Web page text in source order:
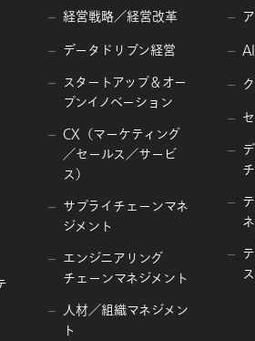
経営戦略／経営改革
データドリブン経営
スタートアップ＆オー
プンイノベーション
CX（マーケティング
／セールス／サービ
ス）
サプライチェーンマネ
ジメント
エンジニアリング
チェーンマネジメント
人材／組織マネジメン
ト
AI